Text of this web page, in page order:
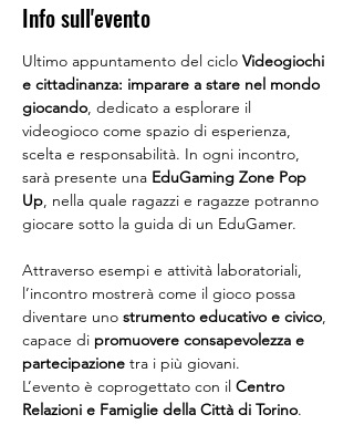
Info sull'evento
Ultimo appuntamento del ciclo Videogiochi
e cittadinanza: imparare a stare nel mondo
giocando, dedicato a esplorare il
videogioco come spazio di esperienza,
scelta e responsabilità. In ogni incontro,
sarà presente una EduGaming Zone Pop
Up, nella quale ragazzi e ragazze potranno
giocare sotto la guida di un EduGamer.
Attraverso esempi e attività laboratoriali,
l’incontro mostrerà come il gioco possa
diventare uno strumento educativo e civico,
capace di promuovere consapevolezza e
partecipazione tra i più giovani.
L’evento è coprogettato con il Centro
Relazioni e Famiglie della Città di Torino.